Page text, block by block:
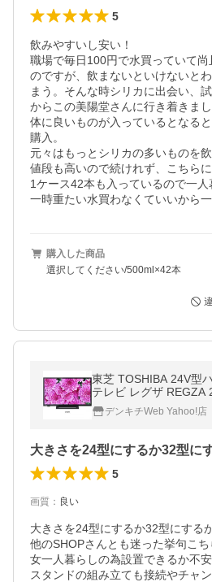
5
飲みやすいし安い！
職場で毎日100円で水買っていて
のですが、飲まないといけないと
まう。そんな時シリカに出会い、
からこの美陽堂さんに行き着きまし
体に良いものが入っているとなる
購入。
元々はもっとシリカの多いものを
値段も高いので続けれず、こちらに
1ケース42本も入っているので一
一時重たい水買わなくていいから一
購入した商品
選択してください/500ml×42本
東芝 TOSHIBA 24V型
テレビ レグザ REGZA
品 )〈24S24〉
デンキチWeb Yahoo!店
大きさを24型にするか32型に
5
画質 ： 良い
大きさを24型にするか32型にする
他のSHOPさんとも迷った挙句こち
女一人暮らしの為設置できるか不
スタンドの組み立ても接続やチャ